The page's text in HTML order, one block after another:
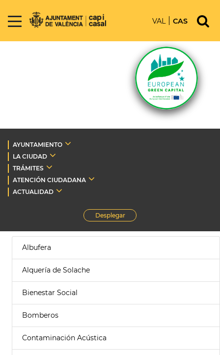
VAL CAS
AYUNTAMIENTO
LA CIUDAD
TRÁMITES
ATENCIÓN CIUDADANA
ACTUALIDAD
Desplegar
Albufera
Alquería de Solache
Bienestar Social
Bomberos
Contaminación Acústica